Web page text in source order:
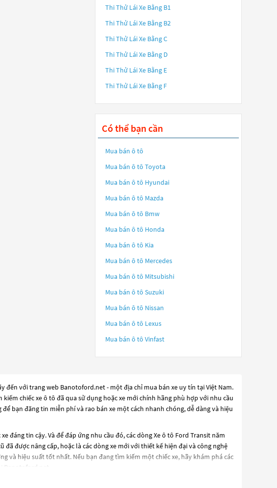
Thi Thử Lái Xe Bằng B1
Thi Thử Lái Xe Bằng B2
Thi Thử Lái Xe Bằng C
Thi Thử Lái Xe Bằng D
Thi Thử Lái Xe Bằng E
Thi Thử Lái Xe Bằng F
Có thể bạn cần
Mua bán ô tô
Mua bán ô tô Toyota
Mua bán ô tô Hyundai
Mua bán ô tô Mazda
Mua bán ô tô Bmw
Mua bán ô tô Honda
Mua bán ô tô Kia
Mua bán ô tô Mercedes
Mua bán ô tô Mitsubishi
Mua bán ô tô Suzuki
Mua bán ô tô Nissan
Mua bán ô tô Lexus
Mua bán ô tô Vinfast
đến với trang web Banotoford.net - một địa chỉ mua bán xe uy tín tại Việt Nam.
chiếc xe ô tô đã qua sử dụng hoặc xe mới chính hãng phù hợp với nhu cầu
bạn đăng tin miễn phí và rao bán xe một cách nhanh chóng, dễ dàng và hiệu
đáng tin cậy. Và để đáp ứng nhu cầu đó, các dòngXe ô tô Ford Transit năm
đã được nâng cấp, hoặc là các dòng xe mới với thiết kế hiện đại và công nghệ
và hiệu suất tốt nhất. Nếu bạn đang tìm kiếm một chiếc xe, hãy khám phá các
Banotoford.net